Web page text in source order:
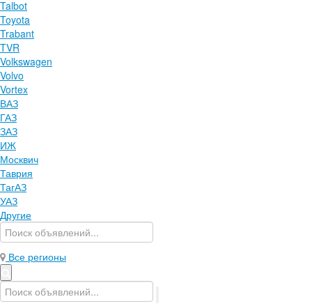
Talbot
Toyota
Trabant
TVR
Volkswagen
Volvo
Vortex
ВАЗ
ГАЗ
ЗАЗ
ИЖ
Москвич
Таврия
ТагАЗ
УАЗ
Другие
Все регионы